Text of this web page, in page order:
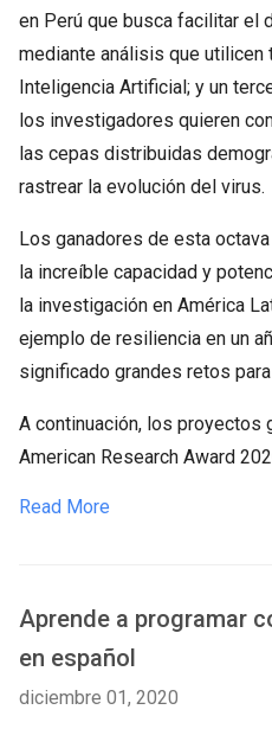
en Perú que busca facilitar el
mediante análisis que
Inteligencia Artificial; y un
los investigadores quieren
las cepas distribuidas
rastrear la evolución del virus.
Los ganadores de esta
la increíble capacidad y
la investigación en América
ejemplo de resiliencia en un
significado grandes retos
A continuación, los proyectos
American Research Award
Read More
Aprende a programar
en español
diciembre 01, 2020